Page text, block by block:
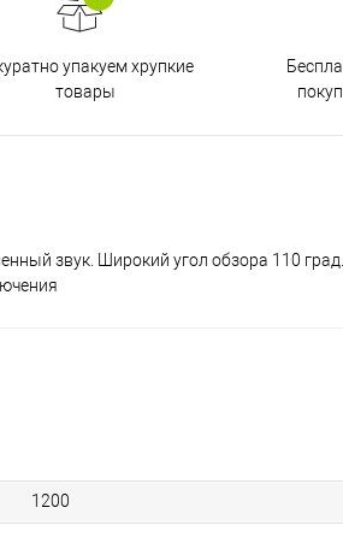
упакуем хрупкие
товары
звук. Широкий угол обзора 110
1200